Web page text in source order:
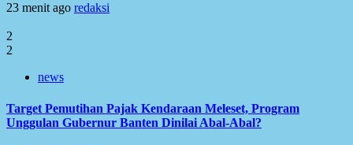
23 menit ago redaksi
2
2
news
Target Pemutihan Pajak Kendaraan Meleset, Program
Unggulan Gubernur Banten Dinilai Abal-Abal?